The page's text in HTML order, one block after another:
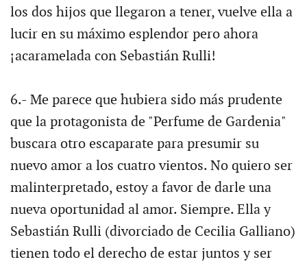
los dos hijos que llegaron a tener, vuelve ella a
lucir en su máximo esplendor pero ahora
¡acaramelada con Sebastián Rulli!
6.- Me parece que hubiera sido más prudente
que la protagonista de "Perfume de Gardenia"
buscara otro escaparate para presumir su
nuevo amor a los cuatro vientos. No quiero ser
malinterpretado, estoy a favor de darle una
nueva oportunidad al amor. Siempre. Ella y
Sebastián Rulli (divorciado de Cecilia Galliano)
tienen todo el derecho de estar juntos y ser